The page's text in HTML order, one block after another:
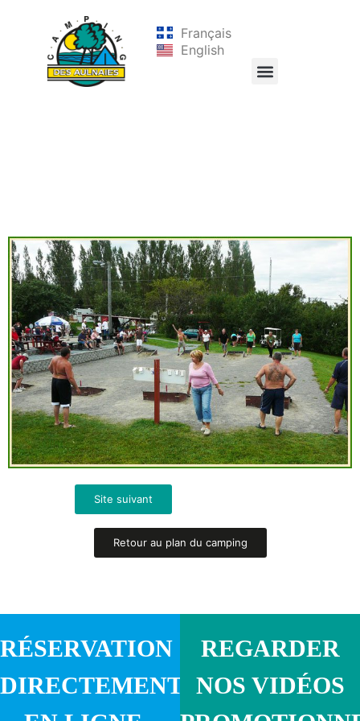
Français
English
Site suivant
Retour au plan du camping
RÉSERVATION
DIRECTEMENT
REGARDER
NOS VIDÉOS